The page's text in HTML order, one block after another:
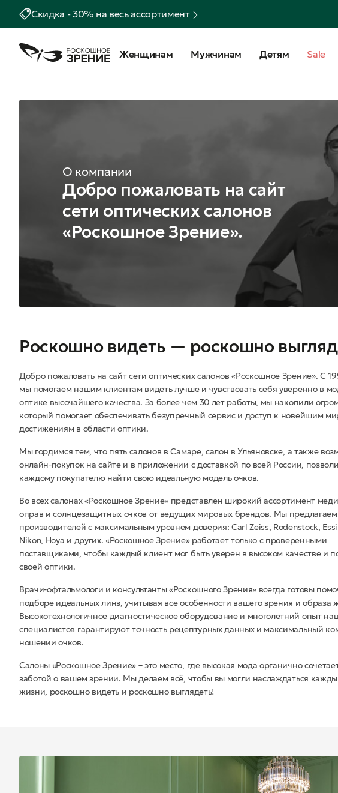
Скидка - 30% на весь ассортимент
Женщинам Мужчинам Детям Sale
О компании
Добро пожаловать на сайт
сети оптических салонов
«Роскошное Зрение».
Роскошно видеть — роскошно
Добро пожаловать на сайт сети оптических салонов «Роскошное Зрение». С
мы помогаем нашим клиентам видеть лучше и чувствовать себя уверенно в
оптике высочайшего качества. За более чем 30 лет работы, мы накопили
который помогает обеспечивать безупречный сервис и доступ к новейшим
достижениям в области оптики.
Мы гордимся тем, что пять салонов в Самаре, салон в Ульяновске, а также
онлайн-покупок на сайте и в приложении с доставкой по всей России,
каждому покупателю найти свою идеальную модель очков.
Во всех салонах «Роскошное Зрение» представлен широкий ассортимент
оправ и солнцезащитных очков от ведущих мировых брендов. Мы предлагаем
производителей с максимальным уровнем доверия: Carl Zeiss, Rodenstock,
Nikon, Hoya и других. «Роскошное Зрение» работает только с проверенными
поставщиками, чтобы каждый клиент мог быть уверен в высоком качестве и
своей оптики.
Врачи-офтальмологи и консультанты «Роскошного Зрения» всегда готовы
подборе идеальных линз, учитывая все особенности вашего зрения и образа
Высокотехнологичное диагностическое оборудование и многолетний опыт
специалистов гарантируют точность рецептурных данных и максимальный
ношении очков.
Салоны «Роскошное Зрение» – это место, где высокая мода органично
заботой о вашем зрении. Мы делаем всё, чтобы вы могли наслаждаться
жизни, роскошно видеть и роскошно выглядеть!